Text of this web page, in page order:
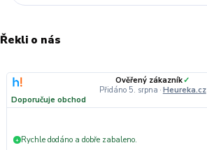
Řekli o nás
Ověřený zákazník✓
Přidáno 5. srpna · Heureka.cz
Doporučuje obchod
+ Rychle dodáno a dobře zabaleno.